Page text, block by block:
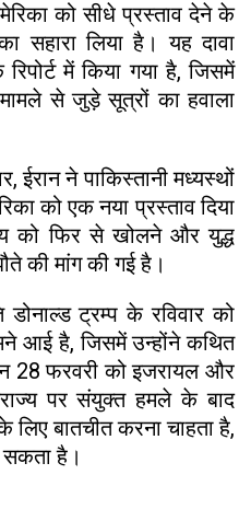
को सीधे प्रस्ताव देने के
सहारा लिया है। यह दावा
में किया गया है, जिसमें
से जुड़े सूत्रों का हवाला
ईरान ने पाकिस्तानी मध्यस्थों
को एक नया प्रस्ताव दिया
को फिर से खोलने और युद्ध
की मांग की गई है।
डोनाल्ड ट्रम्प के रविवार को
आई है, जिसमें उन्होंने कथित
28 फरवरी को इजरायल और
पर संयुक्त हमले के बाद
बातचीत करना चाहता है,
सकता है।